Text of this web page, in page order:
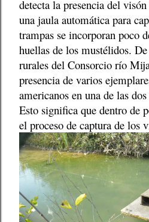
detecta la presencia del
una jaula automática para
trampas se incorporan poco
huellas de los mustélidos.
rurales del Consorcio río
presencia de varios
americanos en una de las
Esto significa que dentro de
el proceso de captura de los